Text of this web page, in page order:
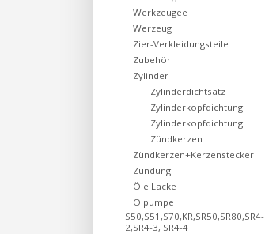
Werkzeugee
Werzeug
Zier-Verkleidungsteile
Zubehör
Zylinder
Zylinderdichtsatz
Zylinderkopfdichtung
Zylinderkopfdichtung
Zündkerzen
Zündkerzen+Kerzenstecker
Zündung
Öle Lacke
Ölpumpe
S50,S51,S70,KR,SR50,SR80,SR4-
2,SR4-3, SR4-4